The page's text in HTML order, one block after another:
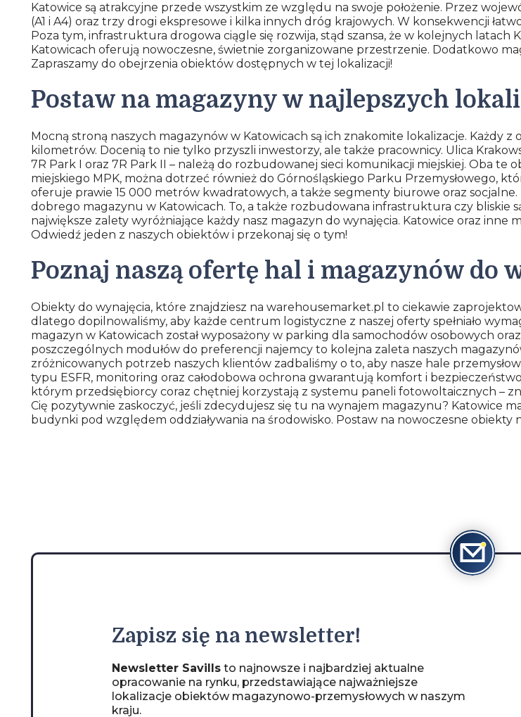
Katowice są atrakcyjne przede wszystkim ze względu na swoje położenie. Przez
(A1 i A4) oraz trzy drogi ekspresowe i kilka innych dróg krajowych. W konsekwencji
Poza tym, infrastruktura drogowa ciągle się rozwija, stąd szansa, że w kolejnych
Katowicach oferują nowoczesne, świetnie zorganizowane przestrzenie. Dodatkowo
Zapraszamy do obejrzenia obiektów dostępnych w tej lokalizacji!
Postaw na magazyny w najlepszych
Mocną stroną naszych magazynów w Katowicach są ich znakomite lokalizacje. Każdy
kilometrów. Docenią to nie tylko przyszli inwestorzy, ale także pracownicy. Ulica
7R Park I oraz 7R Park II – należą do rozbudowanej sieci komunikacji miejskiej. Oba
miejskiego MPK, można dotrzeć również do Górnośląskiego Parku Przemysłowego,
oferuje prawie 15 000 metrów kwadratowych, a także segmenty biurowe oraz
dobrego magazynu w Katowicach. To, a także rozbudowana infrastruktura czy bliskie
największe zalety wyróżniające każdy nasz magazyn do wynajęcia. Katowice oraz inne
Odwiedź jeden z naszych obiektów i przekonaj się o tym!
Poznaj naszą ofertę hal i magazynów do
Obiekty do wynajęcia, które znajdziesz na warehousemarket.pl to ciekawie
dlatego dopilnowaliśmy, aby każde centrum logistyczne z naszej oferty spełniało
magazyn w Katowicach został wyposażony w parking dla samochodów osobowych
poszczególnych modułów do preferencji najemcy to kolejna zaleta naszych
zróżnicowanych potrzeb naszych klientów zadbaliśmy o to, aby nasze hale
typu ESFR, monitoring oraz całodobowa ochrona gwarantują komfort i
którym przedsiębiorcy coraz chętniej korzystają z systemu paneli fotowoltaicznych –
Cię pozytywnie zaskoczyć, jeśli zdecydujesz się tu na wynajem magazynu? Katowice
budynki pod względem oddziaływania na środowisko. Postaw na nowoczesne obiekty
Zapisz się na newsletter!
Newsletter Savills to najnowsze i najbardziej aktualne
opracowanie na rynku, przedstawiające najważniejsze
lokalizacje obiektów magazynowo-przemysłowych w naszym
kraju.